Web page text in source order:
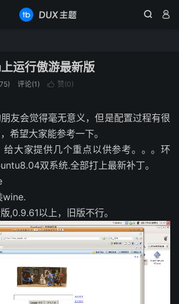
 
运行傲游最新版
评论(1)  赞(0)
友会觉得毫无意义，但是配置过程有很
希望大家能参考一下。
给大家提供几个重点以供参考。。。环
双系统.全部打上最新补丁。
wine.
,0.9.61以上，旧版不行。